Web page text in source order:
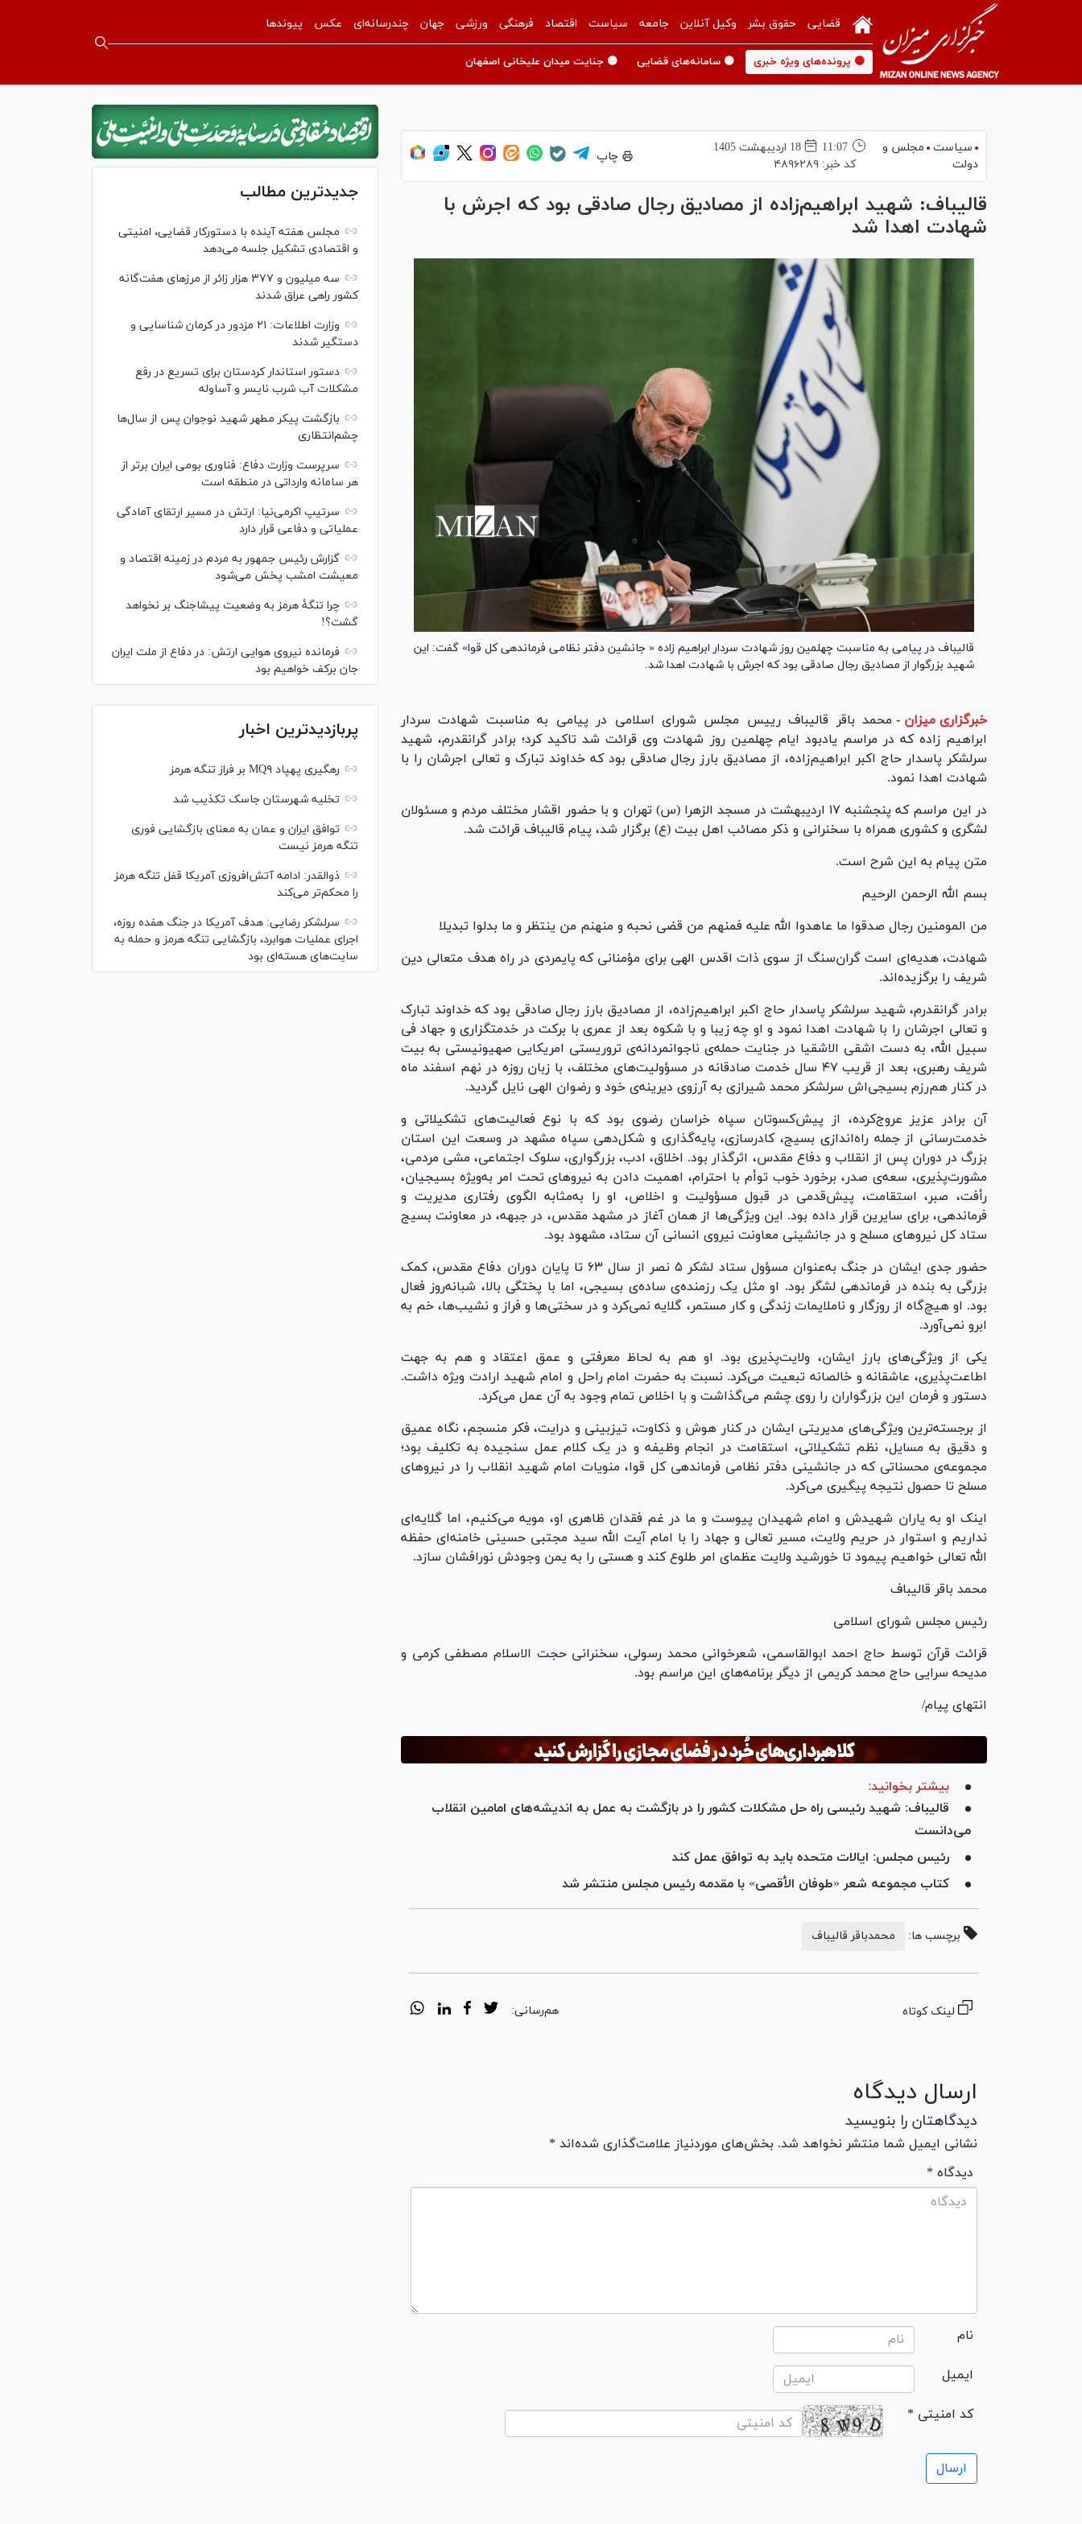
قضایی حقوق بشر وکیل آنلاین جامعه سیاست اقتصاد فرهنگی ورزشی جهان چندرسانه‌ای عکس پیوندها
🟡 پرونده‌های ویژه خبری 🟡 سامانه‌های قضایی 🟡 جنایت میدان علیخانی اصفهان
سیاست
مجلس و
دولت
11:07
18 ارديبهشت 1405
کد خبر: ۴۸۹۶۲۸۹
چاپ
قالیباف: شهید ابراهیم‌زاده از مصادیق رجال صادقی بود که اجرش با
شهادت اهدا شد
قالیباف در پیامی به مناسبت چهلمین روز شهادت سردار ابراهیم زاده « جانشین دفتر نظامی فرماندهی کل قوا» گفت: این
شهید بزرگوار از مصادیق رجال صادقی بود که اجرش با شهادت اهدا شد.
خبرگزاری میزان - محمد باقر قالیباف رییس مجلس شورای اسلامی در پیامی به مناسبت شهادت سردار
ابراهیم زاده که در مراسم یادبود ایام چهلمین روز شهادت وی قرائت شد تاکید کرد؛ برادر گرانقدرم، شهید
سرلشکر پاسدار حاج اکبر ابراهیم‌زاده، از مصادیق بارز رجال صادقی بود که خداوند تبارک و تعالی اجرشان را با
شهادت اهدا نمود.
در این مراسم که پنجشنبه ۱۷ اردیبهشت در مسجد الزهرا (س) تهران و با حضور اقشار مختلف مردم و مسئولان
لشگری و کشوری همراه با سخنرانی و ذکر مصائب اهل بیت (ع) برگزار شد، پیام قالیباف قرائت شد.
متن پیام به این شرح است.
بسم الله الرحمن الرحیم
من المومنین رجال صدقوا ما عاهدوا الله علیه فمنهم من قضی نحبه و منهنم من ینتظر و ما بدلوا تبدیلا
شهادت، هدیه‌ای است گران‌سنگ از سوی ذات اقدس الهی برای مؤمنانی که پایمردی در راه هدف متعالی دین
شریف را برگزیده‌اند.
برادر گرانقدرم، شهید سرلشکر پاسدار حاج اکبر ابراهیم‌زاده، از مصادیق بارز رجال صادقی بود که خداوند تبارک
و تعالی اجرشان را با شهادت اهدا نمود و او چه زیبا و با شکوه بعد از عمری با برکت در خدمتگزاری و جهاد فی
سبیل الله، به دست اشقی الاشقیا در جنایت حمله‌ی ناجوانمردانه‌ی تروریستی امریکایی صهیونیستی به بیت
شریف رهبری، بعد از قریب ۴۷ سال خدمت صادقانه در مسؤولیت‌های مختلف، با زبان روزه در نهم اسفند ماه
در کنار هم‌رزم بسیجی‌اش سرلشکر محمد شیرازی به آرزوی دیرینه‌ی خود و رضوان الهی نایل گردید.
آن برادر عزیز عروج‌کرده، از پیش‌کسوتان سپاه خراسان رضوی بود که با نوع فعالیت‌های تشکیلاتی و
خدمت‌رسانی از جمله راه‌اندازی بسیج، کادرسازی، پایه‌گذاری و شکل‌دهی سپاه مشهد در وسعت این استان
بزرگ در دوران پس از انقلاب و دفاع مقدس، اثرگذار بود. اخلاق، ادب، بزرگواری، سلوک اجتماعی، مشی مردمی،
مشورت‌پذیری، سعه‌ی صدر، برخورد خوب توأم با احترام، اهمیت دادن به نیرو‌های تحت امر به‌ویژه بسیجیان،
رأفت، صبر، استقامت، پیش‌قدمی در قبول مسؤولیت و اخلاص، او را به‌مثابه الگوی رفتاری مدیریت و
فرماندهی، برای سایرین قرار داده بود. این ویژگی‌ها از همان آغاز در مشهد مقدس، در جبهه، در معاونت بسیج
ستاد کل نیرو‌های مسلح و در جانشینی معاونت نیروی انسانی آن ستاد، مشهود بود.
حضور جدی ایشان در جنگ به‌عنوان مسؤول ستاد لشکر ۵ نصر از سال ۶۳ تا پایان دوران دفاع مقدس، کمک
بزرگی به بنده در فرماندهی لشگر بود. او مثل یک رزمنده‌ی ساده‌ی بسیجی، اما با پختگی بالا، شبانه‌روز فعال
بود. او هیچ‌گاه از روزگار و ناملایمات زندگی و کار مستمر، گلایه نمی‌کرد و در سختی‌ها و فراز و نشیب‌ها، خم به
ابرو نمی‌آورد.
یکی از ویژگی‌های بارز ایشان، ولایت‌پذیری بود. او هم به لحاظ معرفتی و عمق اعتقاد و هم به جهت
اطاعت‌پذیری، عاشقانه و خالصانه تبعیت می‌کرد. نسبت به حضرت امام راحل و امام شهید ارادت ویژه داشت.
دستور و فرمان این بزرگواران را روی چشم می‌گذاشت و با اخلاص تمام وجود به آن عمل می‌کرد.
از برجسته‌ترین ویژگی‌های مدیریتی ایشان در کنار هوش و ذکاوت، تیزبینی و درایت، فکر منسجم، نگاه عمیق
و دقیق به مسایل، نظم تشکیلاتی، استقامت در انجام وظیفه و در یک کلام عمل سنجیده به تکلیف بود؛
مجموعه‌ی محسناتی که در جانشینی دفتر نظامی فرماندهی کل قوا، منویات امام شهید انقلاب را در نیرو‌های
مسلح تا حصول نتیجه پیگیری می‌کرد.
اینک او به یاران شهیدش و امام شهیدان پیوست و ما در غم فقدان ظاهری او، مویه می‌کنیم، اما گلایه‌ای
نداریم و استوار در حریم ولایت، مسیر تعالی و جهاد را با امام آیت الله سید مجتبی حسینی خامنه‌ای حفظه
الله تعالی خواهیم پیمود تا خورشید ولایت عظمای امر طلوع کند و هستی را به یمن وجودش نورافشان سازد.
محمد باقر قالیباف
رئیس مجلس شورای اسلامی
قرائت قرآن توسط حاج احمد ابوالقاسمی، شعرخوانی محمد رسولی، سخنرانی حجت الاسلام مصطفی کرمی و
مدیحه سرایی حاج محمد کریمی از دیگر برنامه‌های این مراسم بود.
انتهای پیام/
بیشتر بخوانید:
قالیباف: شهید رئیسی راه حل مشکلات کشور را در بازگشت به عمل به اندیشه‌های امامین انقلاب
می‌دانست
رئیس مجلس: ایالات متحده باید به توافق عمل کند
کتاب مجموعه شعر «طوفان الأقصی» با مقدمه رئیس مجلس منتشر شد
برچسب ها: محمدباقر قالیباف
لینک کوتاه هم‌رسانی:
ارسال دیدگاه
دیدگاهتان را بنویسید
نشانی ایمیل شما منتشر نخواهد شد. بخش‌های موردنیاز علامت‌گذاری شده‌اند *
* دیدگاه
نام
ایمیل
* کد امنیتی
جدیدترین مطالب
مجلس هفته آینده با دستورکار قضایی، امنیتی
و اقتصادی تشکیل جلسه می‌دهد
سه میلیون و ۳۷۷ هزار زائر از مرز‌های هفت‌گانه
کشور راهی عراق شدند
وزارت اطلاعات: ۲۱ مزدور در کرمان شناسایی و
دستگیر شدند
دستور استاندار کردستان برای تسریع در رفع
مشکلات آب شرب نایسر و آساوله
بازگشت پیکر مطهر شهید نوجوان پس از سال‌ها
چشم‌انتظاری
سرپرست وزارت دفاع: فناوری بومی ایران برتر از
هر سامانه وارداتی در منطقه است
سرتیپ اکرمی‌نیا: ارتش در مسیر ارتقای آمادگی
عملیاتی و دفاعی قرار دارد
گزارش رئیس‌ جمهور به مردم در زمینه اقتصاد و
معیشت امشب پخش می‌شود
چرا تنگۀ هرمز به وضعیت پیشاجنگ بر نخواهد
گشت؟!
فرمانده نیروی هوایی ارتش: در دفاع از ملت ایران
جان برکف خواهیم بود
پربازدیدترین اخبار
رهگیری پهپاد MQ۹ بر فراز تنگه هرمز
تخلیه شهرستان جاسک تکذیب شد
توافق ایران و عمان به معنای بازگشایی فوری
تنگه هرمز نیست
ذوالقدر: ادامه آتش‌افروزی آمریکا قفل تنگه هرمز
را محکم‌تر می‌کند
سرلشکر رضایی: هدف آمریکا در جنگ هفده روزه،
اجرای عملیات هوابرد، بازگشایی تنگه هرمز و حمله به
سایت‌های هسته‌ای بود